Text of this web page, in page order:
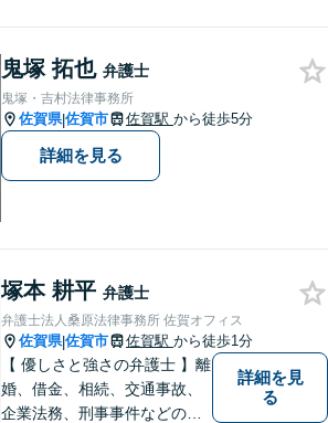
鬼塚 拓也 弁護士
鬼塚・吉村法律事務所
佐賀県|佐賀市 佐賀駅 から徒歩5分
詳細を見る
塚本 耕平 弁護士
弁護士法人桑原法律事務所 佐賀オフィス
佐賀県|佐賀市 佐賀駅 から徒歩1分
【 優しさと強さの弁護士 】離
婚、借金、相続、交通事故、
企業法務、刑事事件などのご
詳細を見
る